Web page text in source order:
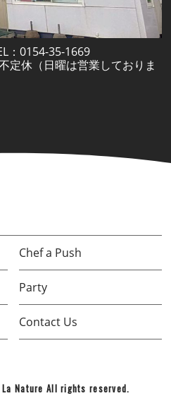
：0154-35-1669
定休（日曜は営業しておりま
Chef a Push
Party
Contact Us
Nature All rights reserved.